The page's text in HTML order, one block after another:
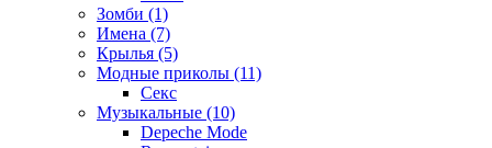
Зомби (1)
Имена (7)
Крылья (5)
Модные приколы (11)
Секс
Музыкальные (10)
Depeche Mode